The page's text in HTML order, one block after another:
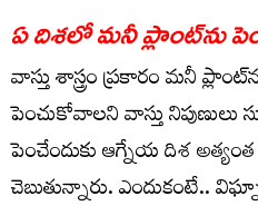
ఏ దిశ‌లో మ‌నీ ప్లాంట్‌ను
వాస్తు శాస్త్రం ప్ర‌కారం మ‌నీ
పెంచుకోవాల‌ని వాస్తు నిపుణులు
పెంచేందుకు ఆగ్నేయ దిశ
చెబుతున్నారు. ఎందుకంటే..